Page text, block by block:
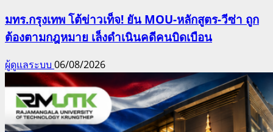
มทร.กรุงเทพ โต้ข่าวเท็จ! ยัน MOU-หลักสูตร-วีซ่า ถูก
ต้องตามกฎหมาย เล็งดำเนินคดีคนบิดเบือน
ผู้ดูแลระบบ 06/08/2026